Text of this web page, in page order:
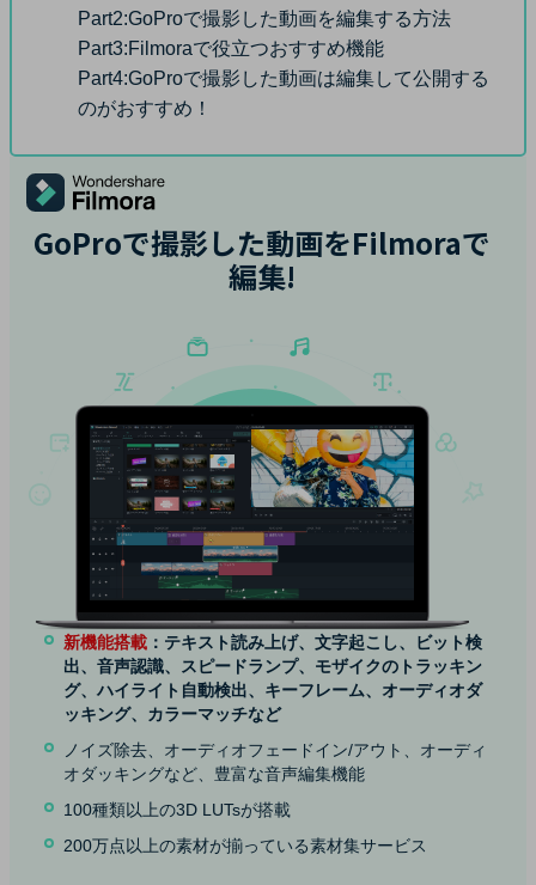
Part2:GoProで撮影した動画を編集する方法
Part3:Filmoraで役立つおすすめ機能
Part4:GoProで撮影した動画は編集して公開する
のがおすすめ！
GoProで撮影した動画をFilmoraで
編集!
新機能搭載 ：テキスト読み上げ、文字起こし、ビット検
出、音声認識、スピードランプ、モザイクのトラッキン
グ、ハイライト自動検出、キーフレーム、オーディオダ
ッキング、カラーマッチなど
ノイズ除去、オーディオフェードイン/アウト、オーディ
オダッキングなど、豊富な音声編集機能
100種類以上の3D LUTsが搭載
200万点以上の素材が揃っている素材集サービス